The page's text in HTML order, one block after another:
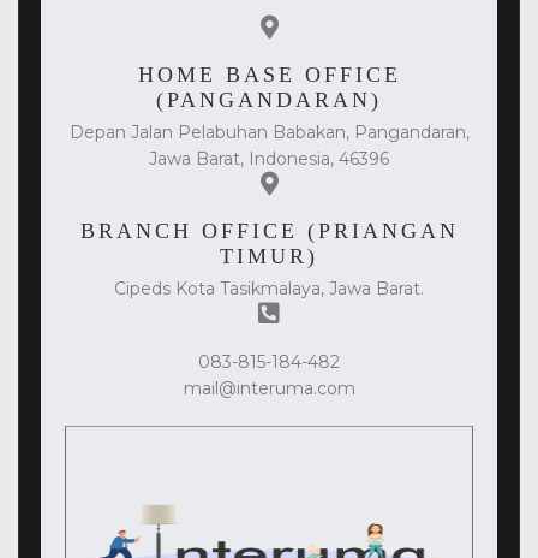
HOME BASE OFFICE
(PANGANDARAN)
Depan Jalan Pelabuhan Babakan, Pangandaran,
Jawa Barat, Indonesia, 46396
BRANCH OFFICE (PRIANGAN
TIMUR)
Cipeds Kota Tasikmalaya, Jawa Barat.
083-815-184-482
mail@interuma.com